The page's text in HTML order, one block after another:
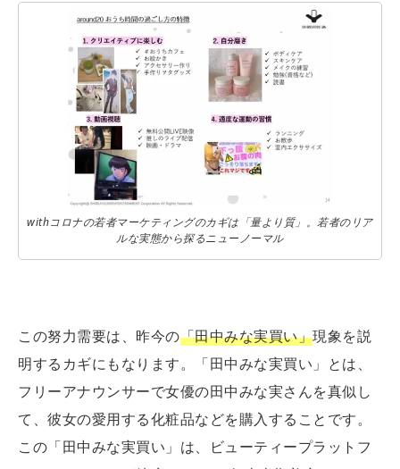
withコロナの若者マーケティングのカギは「量より質」。若者のリア
ルな実態から探るニューノーマル
この努力需要は、昨今の「田中みな実買い」現象を説
明するカギにもなります。「田中みな実買い」とは、
フリーアナウンサーで女優の田中みな実さんを真似し
て、彼女の愛用する化粧品などを購入することです。
この「田中みな実買い」は、ビューティープラットフ